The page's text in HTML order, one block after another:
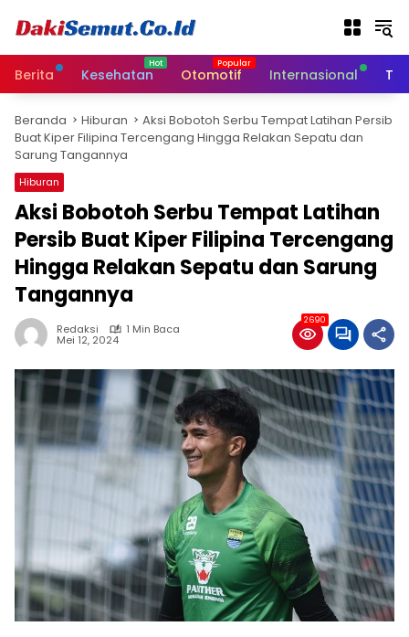
Berita Kesehatan Otomotif Internasional
Beranda Hiburan
Aksi Bobotoh Serbu Tempat Latihan Persib
Buat Kiper Filipina Tercengang Hingga Relakan Sepatu dan
Sarung Tangannya
Hiburan
Aksi Bobotoh Serbu Tempat Latihan
Persib Buat Kiper Filipina Tercengang
Hingga Relakan Sepatu dan Sarung
Tangannya
Redaksi 1 Min Baca
Mei 12, 2024
2690